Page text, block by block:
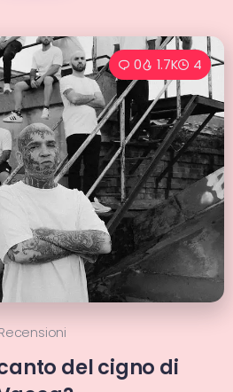
0 1.7K 4
Recensioni
del cigno di